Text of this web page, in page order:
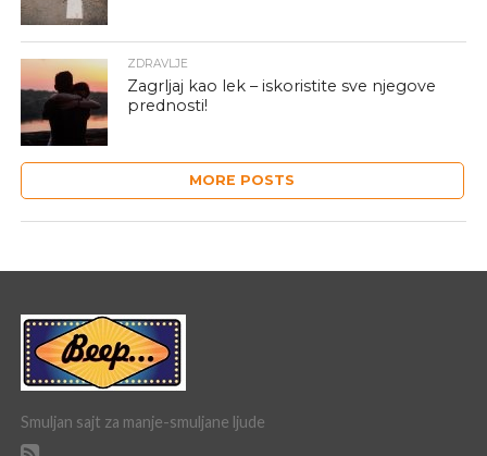
ZDRAVLJE
Zagrljaj kao lek – iskoristite sve njegove
prednosti!
MORE POSTS
Smuljan sajt za manje-smuljane ljude